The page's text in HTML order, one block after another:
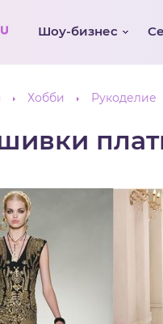
Шоу-бизнес
Хобби Рукоделие